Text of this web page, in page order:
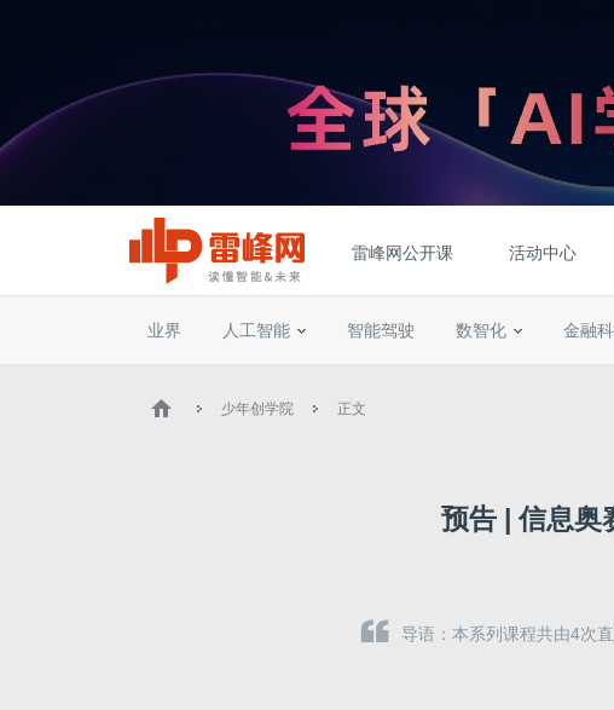
雷峰网公开课 活动中心
业界 人工智能 智能驾驶 数智化 金融
少年创学院 正文
预告 | 信息奥
导语：本系列课程共由4次